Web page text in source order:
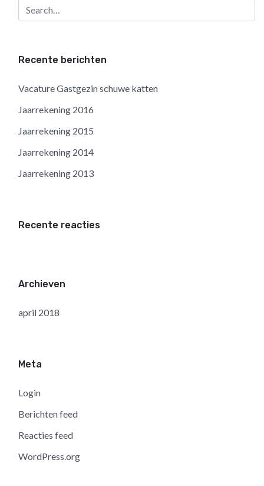
Recente berichten
Vacature Gastgezin schuwe katten
Jaarrekening 2016
Jaarrekening 2015
Jaarrekening 2014
Jaarrekening 2013
Recente reacties
Archieven
april 2018
Meta
Login
Berichten feed
Reacties feed
WordPress.org